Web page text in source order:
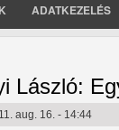
ADATKEZELÉS
László:
aug. 16. - 14:44